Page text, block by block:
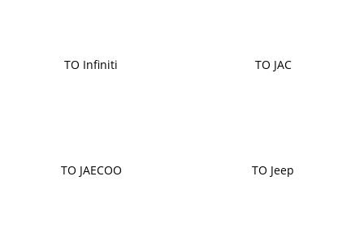
ТО Infiniti ТО JAC
ТО JAECOO ТО Jeep